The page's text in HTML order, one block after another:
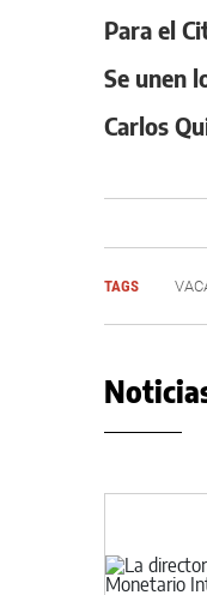
Para el
Se unen
Carlos
TAGS